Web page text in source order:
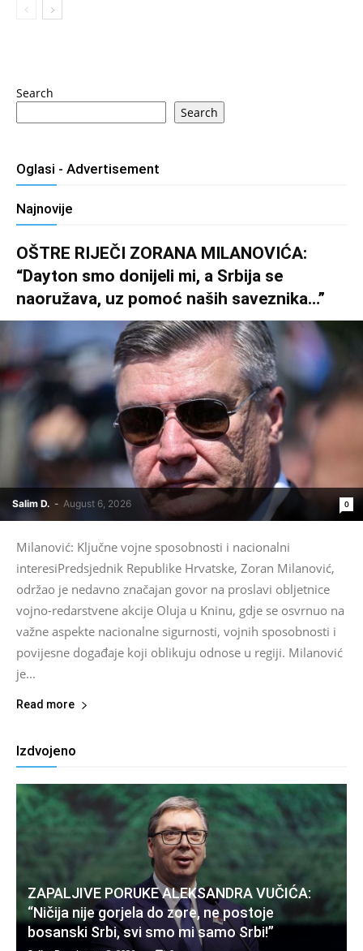
Search
Search
Oglasi - Advertisement
Najnovije
OŠTRE RIJEČI ZORANA MILANOVIĆA:
“Dayton smo donijeli mi, a Srbija se
naoružava, uz pomoć naših saveznika…”
Salim D. - August 6, 2026 0
Milanović: Ključne vojne sposobnosti i nacionalni
interesiPredsjednik Republike Hrvatske, Zoran Milanović,
održao je nedavno značajan govor na proslavi obljetnice
vojno-redarstvene akcije Oluja u Kninu, gdje se osvrnuo na
važne aspekte nacionalne sigurnosti, vojnih sposobnosti i
povijesne događaje koji oblikuju odnose u regiji. Milanović
je...
Read more
Izdvojeno
ZAPALJIVE PORUKE ALEKSANDRA VUČIĆA:
“Ničija nije gorjela do zore, ne postoje
bosanski Srbi, svi smo mi samo Srbi!”